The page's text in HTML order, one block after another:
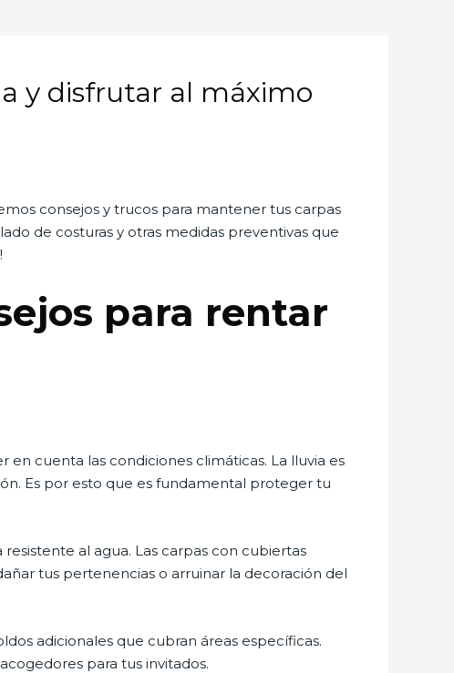
y disfrutar al máximo
consejos y trucos para mantener tus carpas
de costuras y otras medidas preventivas que
para rentar
cuenta las condiciones climáticas. La lluvia es
Es por esto que es fundamental proteger tu
al agua. Las carpas con cubiertas
tus pertenencias o arruinar la decoración del
adicionales que cubran áreas específicas.
para tus invitados.